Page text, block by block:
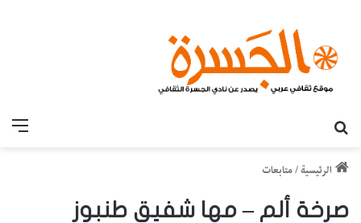
الرئيسية /متابعات
صرخة ألم – مها شفيق طنبوز